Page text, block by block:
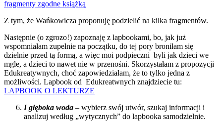
fragmenty zgodne książką
Z tym, że Wańkowicza proponuję podzielić na kilka fragmentów.
Następnie (o zgrozo!) zapoznaję z lapbookami, bo, jak już
wspomniałam zupełnie na początku, do tej pory broniłam się
dzielnie przed tą formą, a więc moi podpieczni byli jak dzieci we
mgle, a dzieci to nawet nie w przenośni. Skorzystałam z propozycji
Edukreatywnych, choć zapowiedziałam, że to tylko jedna z
możliwości. Lapbook od Edukreatwnych znajdziecie tu:
LAPBOOK O LEKTURZE
I głęboka woda – wybierz swój utwór, szukaj informacji i
analizuj według „wytycznych” do lapbooka samodzielnie.